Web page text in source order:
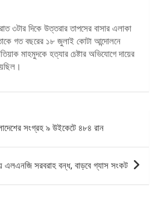
৩টার দিকে উত্তরার তাপসের বাসার এলাকা
গত বছরের ১৮ জুলাই কোটা আন্দোলনে
মাহমুদকে হত্যার চেষ্টার অভিযোগে দায়ের
সংগ্রহ ৯ উইকেটে ৪৮৪ রান
এলএনজি সরবরাহ বন্ধ, বাড়বে গ্যাস সংকট